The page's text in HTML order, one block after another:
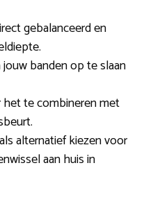
gebalanceerd en
banden op te slaan
het te combineren met
alternatief kiezen voor
aan huis in